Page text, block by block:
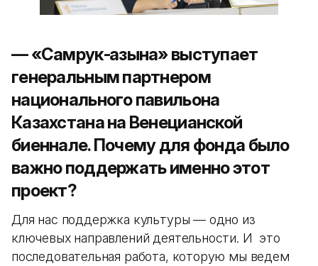
— «Самрук-Қазына» выступает
генеральным партнером
национального павильона
Казахстана на Венецианской
биеннале. Почему для фонда было
важно поддержать именно этот
проект?
Для нас поддержка культуры — одно из
ключевых направлений деятельности. И это
последовательная работа, которую мы ведем